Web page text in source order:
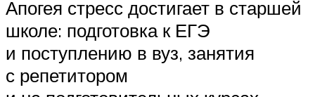
Апогея стресс достигает в старшей
школе: подготовка к ЕГЭ
и поступлению в вуз, занятия
с репетитором